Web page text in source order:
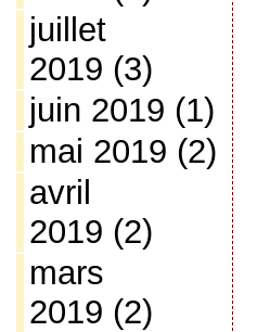
juillet
2019 (3)
juin 2019 (1)
mai 2019 (2)
avril
2019 (2)
mars
2019 (2)